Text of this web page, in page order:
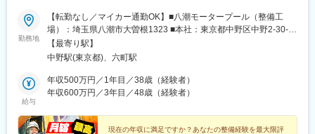
勤務地
【転勤なし／マイカー通勤OK】■八潮モータープール（整備工
場）：埼玉県八潮市大曽根1323 ■本社：東京都中野区中野2-30-5
＼U・Iターン支援あり！／引越手当（20万円）の支給実績あり！
遠方からの転職も大歓迎です。※受動喫煙対策：敷地内禁煙（屋外
【最寄り駅】
中野駅(東京都)、六町駅
給与
年収500万円／1年目／38歳（経験者）
年収600万円／3年目／48歳（経験者）
現在の年収に満足ですか？あなたの整備経験を最大限評